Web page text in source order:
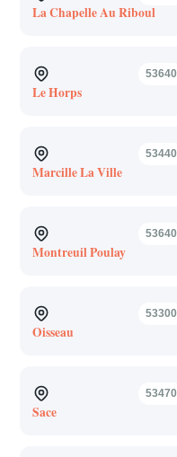
La Chapelle Au Riboul
53640
Le Horps
53440
Marcille La Ville
53640
Montreuil Poulay
53300
Oisseau
53470
Sace